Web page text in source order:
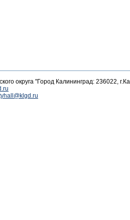
округа "Город Калининград: 236022,